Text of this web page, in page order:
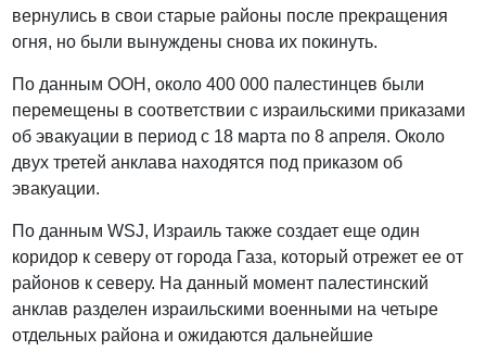
вернулись в свои старые районы после прекращения
огня, но были вынуждены снова их покинуть.
По данным ООН, около 400 000 палестинцев были
перемещены в соответствии с израильскими приказами
об эвакуации в период с 18 марта по 8 апреля. Около
двух третей анклава находятся под приказом об
эвакуации.
По данным WSJ, Израиль также создает еще один
коридор к северу от города Газа, который отрежет ее от
районов к северу. На данный момент палестинский
анклав разделен израильскими военными на четыре
отдельных района и ожидаются дальнейшие